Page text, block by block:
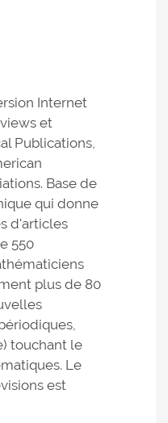
Internet
et
Publications,
Base de
qui donne
d'articles
550
plus de 80
touchant le
Le
est